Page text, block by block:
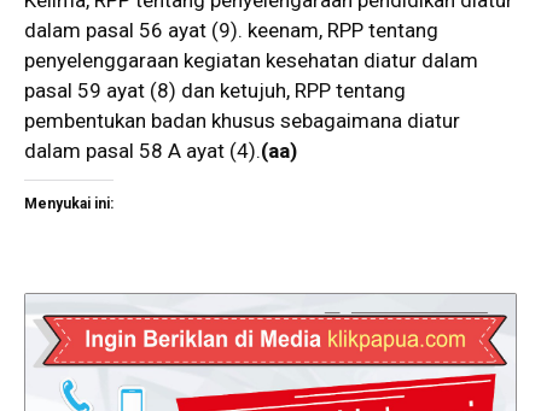
dalam pasal 56 ayat (9). keenam, RPP tentang
penyelenggaraan kegiatan kesehatan diatur dalam
pasal 59 ayat (8) dan ketujuh, RPP tentang
pembentukan badan khusus sebagaimana diatur
dalam pasal 58 A ayat (4).(aa)
Menyukai ini: